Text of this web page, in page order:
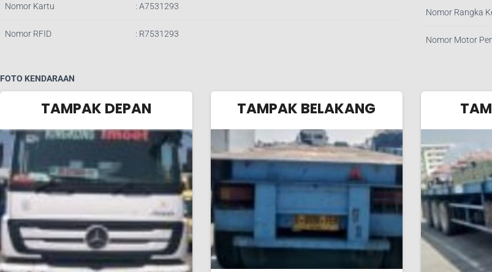
Nomor Kartu : A7531293
Nomor RFID : R7531293
Nomor Rangka
Nomor Motor
FOTO KENDARAAN
TAMPAK DEPAN TAMPAK BELAKANG